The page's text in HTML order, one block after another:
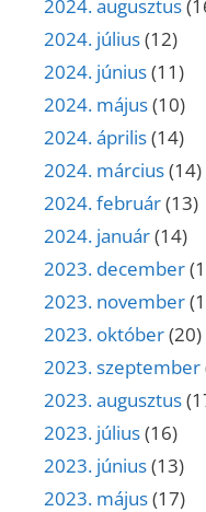
2024. augusztus
2024. július(12)
2024. június(11)
2024. május(10)
2024. április(14)
2024. március(14)
2024. február(13)
2024. január(14)
2023. december
2023. november
2023. október(20)
2023. szeptember
2023. augusztus
2023. július(16)
2023. június(13)
2023. május(17)